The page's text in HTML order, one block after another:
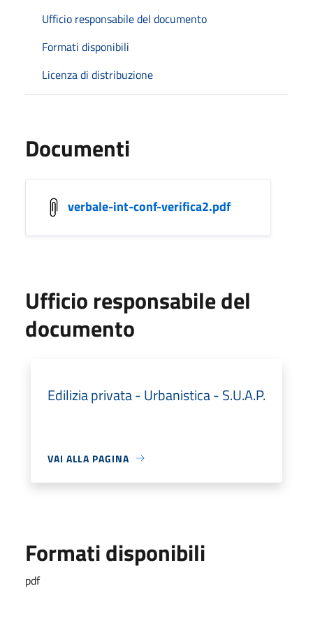
Ufficio responsabile del documento
Formati disponibili
Licenza di distribuzione
Documenti
verbale-int-conf-verifica2.pdf
Ufficio responsabile del
documento
Edilizia privata - Urbanistica - S.U.A.P.
VAI ALLA PAGINA
Formati disponibili
pdf